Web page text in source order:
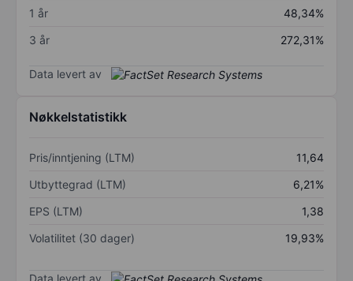
1 år
48,34%
3 år
272,31%
Data levert av
Nøkkelstatistikk
Pris/inntjening (LTM)
11,64
Utbyttegrad (LTM)
6,21%
EPS (LTM)
1,38
Volatilitet (30 dager)
19,93%